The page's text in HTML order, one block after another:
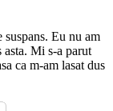
Eu nu am
Mi s-a parut
ca m-am lasat dus